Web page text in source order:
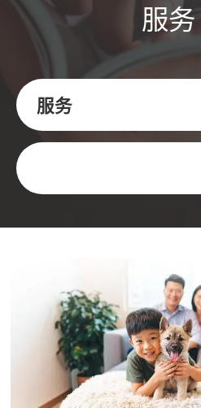
服务
服务
关键字